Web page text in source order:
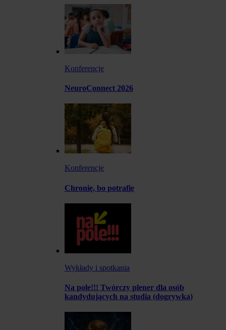
Konferencje
NeuroConnect 2026
Konferencje
Chronię, bo potrafię
Wykłady i spotkania
Na pole!!! Twórczy plener dla osób
kandydujących na studia (dogrywka)